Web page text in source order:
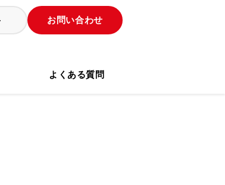
お問い合わせ
よくある質問